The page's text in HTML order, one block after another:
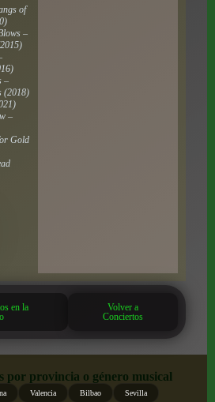
of
–
–
(2018)
–
Gold
en la
Volver a
Conciertos
por provincia o género musical
Valencia Bilbao Sevilla